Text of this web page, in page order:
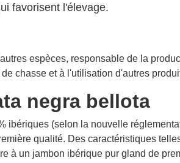
favorisent l'élevage.
espèces, responsable de la
chasse et à l'utilisation d'autres
negra bellota
ibériques (selon la nouvelle
qualité. Des caractéristiques
à un jambon ibérique pur gland de